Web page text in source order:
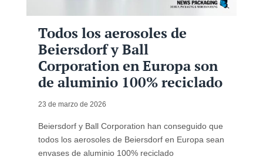
Todos los aerosoles de
Beiersdorf y Ball
Corporation en Europa son
de aluminio 100% reciclado
23 de marzo de 2026
Beiersdorf y Ball Corporation han conseguido que
todos los aerosoles de Beiersdorf en Europa sean
envases de aluminio 100% reciclado